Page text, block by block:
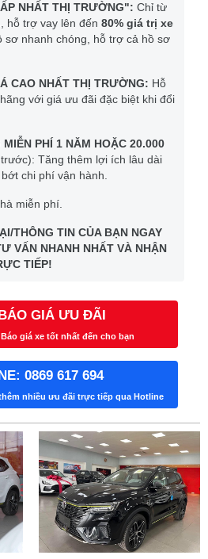
NHẤT THỊ TRƯỜNG": Chỉ từ
, hỗ trợ vay lên đến 80% giá trị xe
sơ nhanh chóng, hỗ trợ cả hồ sơ
CAO NHẤT THỊ TRƯỜNG: Hỗ
với giá ưu đãi đặc biệt khi đổi
PHÍ 1 NĂM HOẶC 20.000
Tăng thêm lợi ích lâu dài
chi phí vận hành.
miễn phí.
THÔNG TIN CỦA BẠN NGAY
VẤN NHANH NHẤT VÀ NHẬN
TIẾP!
GIÁ ƯU ĐÃI
giá xe tốt nhất đến cho bạn
0869 617 694
nhiều ưu đãi trực tiếp qua Hotline